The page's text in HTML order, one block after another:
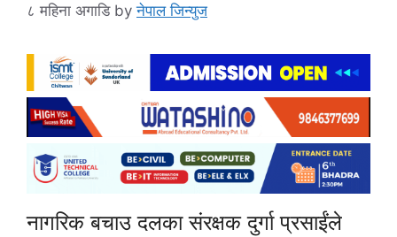
८ महिना अगाडि byनेपाल जिन्युज
नागरिक बचाउ दलका संरक्षक दुर्गा प्रसाईंले